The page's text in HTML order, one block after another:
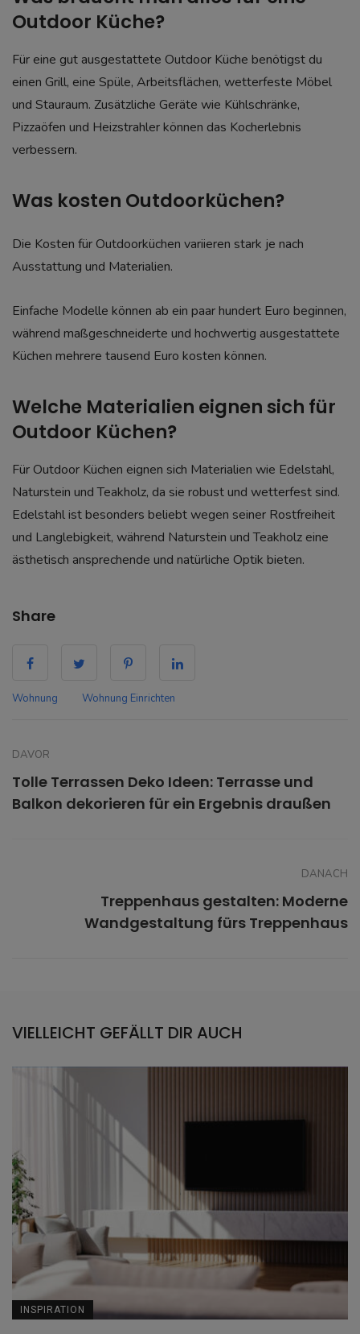
Outdoor Küche?
Für eine gut ausgestattete Outdoor Küche benötigst du
einen Grill, eine Spüle, Arbeitsflächen, wetterfeste Möbel
und Stauraum. Zusätzliche Geräte wie Kühlschränke,
Pizzaöfen und Heizstrahler können das Kocherlebnis
verbessern.
Was kosten Outdoorküchen?
Die Kosten für Outdoorküchen variieren stark je nach
Ausstattung und Materialien.
Einfache Modelle können ab ein paar hundert Euro beginnen,
während maßgeschneiderte und hochwertig ausgestattete
Küchen mehrere tausend Euro kosten können.
Welche Materialien eignen sich für
Outdoor Küchen?
Für Outdoor Küchen eignen sich Materialien wie Edelstahl,
Naturstein und Teakholz, da sie robust und wetterfest sind.
Edelstahl ist besonders beliebt wegen seiner Rostfreiheit
und Langlebigkeit, während Naturstein und Teakholz eine
ästhetisch ansprechende und natürliche Optik bieten.
Share
Wohnung Wohnung Einrichten
DAVOR
Tolle Terrassen Deko Ideen: Terrasse und
Balkon dekorieren für ein Ergebnis draußen
DANACH
Treppenhaus gestalten: Moderne
Wandgestaltung fürs Treppenhaus
VIELLEICHT GEFÄLLT DIR AUCH
INSPIRATION